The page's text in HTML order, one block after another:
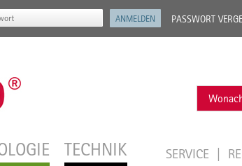
PASSWORT
TECHNIK SERVICE